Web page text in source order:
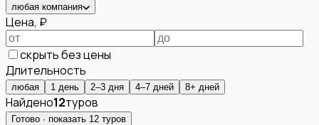
любая компания
Цена, ₽
скрыть без цены
Длительность
любая 1 день 2–3 дня 4–7 дней 8+ дней
Найдено12туров
Готово · показать 12 туров